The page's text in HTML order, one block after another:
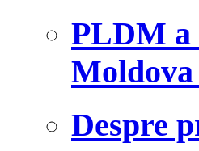
PLDM a
Despre